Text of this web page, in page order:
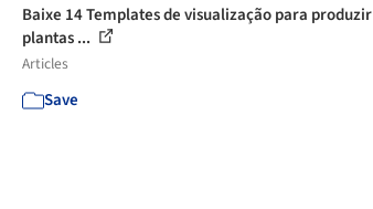
Baixe 14 Templates de visualização para produzir
plantas ...
Articles
Save